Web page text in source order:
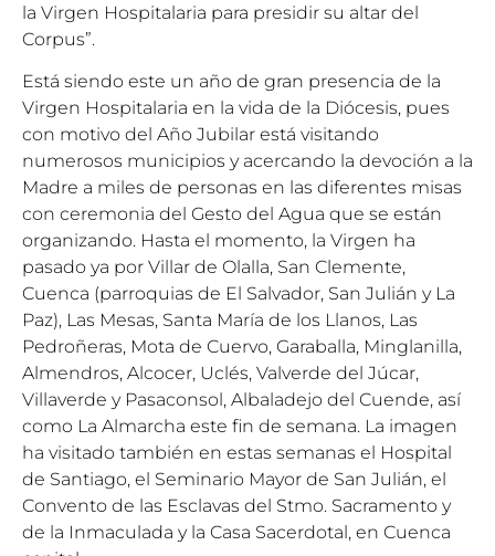
la Virgen Hospitalaria para presidir su altar del
Corpus”.
Está siendo este un año de gran presencia de la
Virgen Hospitalaria en la vida de la Diócesis, pues
con motivo del Año Jubilar está visitando
numerosos municipios y acercando la devoción a la
Madre a miles de personas en las diferentes misas
con ceremonia del Gesto del Agua que se están
organizando. Hasta el momento, la Virgen ha
pasado ya por Villar de Olalla, San Clemente,
Cuenca (parroquias de El Salvador, San Julián y La
Paz), Las Mesas, Santa María de los Llanos, Las
Pedroñeras, Mota de Cuervo, Garaballa, Minglanilla,
Almendros, Alcocer, Uclés, Valverde del Júcar,
Villaverde y Pasaconsol, Albaladejo del Cuende, así
como La Almarcha este fin de semana. La imagen
ha visitado también en estas semanas el Hospital
de Santiago, el Seminario Mayor de San Julián, el
Convento de las Esclavas del Stmo. Sacramento y
de la Inmaculada y la Casa Sacerdotal, en Cuenca